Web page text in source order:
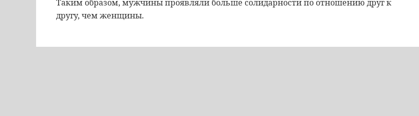
Таким образом, мужчины проявляли больше солидарности по отношению друг к
другу, чем женщины.